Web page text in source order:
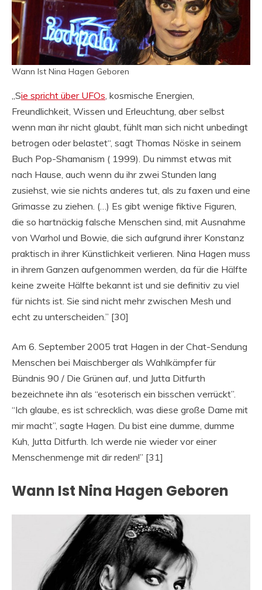
Wann Ist Nina Hagen Geboren
„Sie spricht über UFOs, kosmische Energien,
Freundlichkeit, Wissen und Erleuchtung, aber selbst
wenn man ihr nicht glaubt, fühlt man sich nicht unbedingt
betrogen oder belastet“, sagt Thomas Nöske in seinem
Buch Pop-Shamanism ( 1999). Du nimmst etwas mit
nach Hause, auch wenn du ihr zwei Stunden lang
zusiehst, wie sie nichts anderes tut, als zu faxen und eine
Grimasse zu ziehen. (…) Es gibt wenige fiktive Figuren,
die so hartnäckig falsche Menschen sind, mit Ausnahme
von Warhol und Bowie, die sich aufgrund ihrer Konstanz
praktisch in ihrer Künstlichkeit verlieren. Nina Hagen muss
in ihrem Ganzen aufgenommen werden, da für die Hälfte
keine zweite Hälfte bekannt ist und sie definitiv zu viel
für nichts ist. Sie sind nicht mehr zwischen Mesh und
echt zu unterscheiden.” [30]
Am 6. September 2005 trat Hagen in der Chat-Sendung
Menschen bei Maischberger als Wahlkämpfer für
Bündnis 90 / Die Grünen auf, und Jutta Ditfurth
bezeichnete ihn als “esoterisch ein bisschen verrückt”.
“Ich glaube, es ist schrecklich, was diese große Dame mit
mir macht”, sagte Hagen. Du bist eine dumme, dumme
Kuh, Jutta Ditfurth. Ich werde nie wieder vor einer
Menschenmenge mit dir reden!” [31]
Wann Ist Nina Hagen Geboren